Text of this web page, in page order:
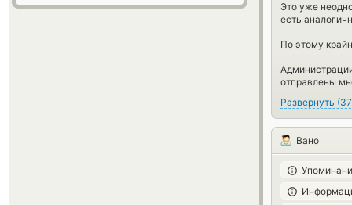
Это уже
есть
По этому
отправлены
Развернуть (37
Вано